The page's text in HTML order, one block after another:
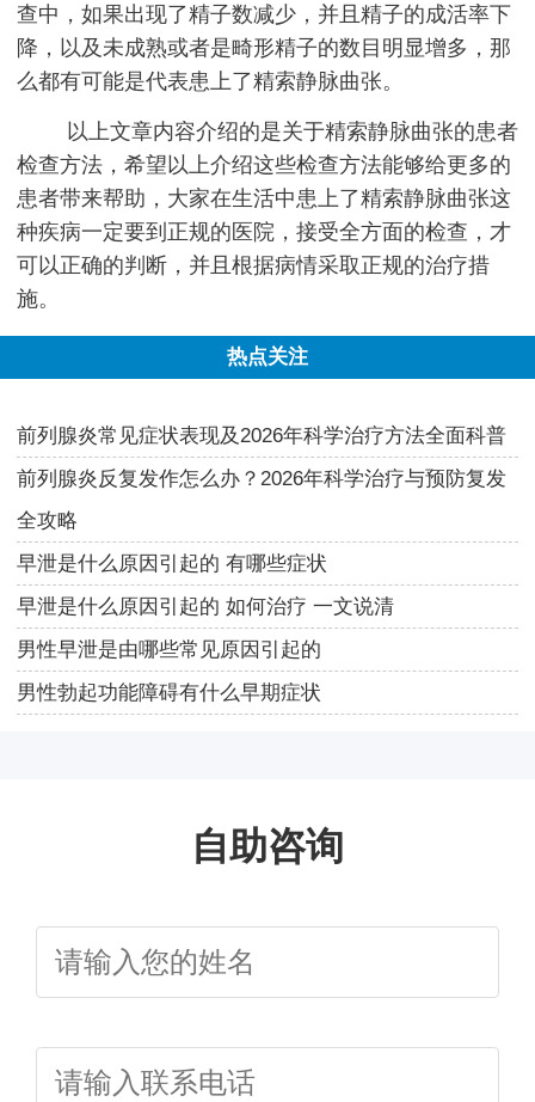
查中，如果出现了精子数减少，并且精子的成活率下
降，以及未成熟或者是畸形精子的数目明显增多，那
么都有可能是代表患上了精索静脉曲张。
以上文章内容介绍的是关于精索静脉曲张的患者
检查方法，希望以上介绍这些检查方法能够给更多的
患者带来帮助，大家在生活中患上了精索静脉曲张这
种疾病一定要到正规的医院，接受全方面的检查，才
可以正确的判断，并且根据病情采取正规的治疗措
施。
热点关注
前列腺炎常见症状表现及2026年科学治疗方法全面科普
前列腺炎反复发作怎么办？2026年科学治疗与预防复发
全攻略
早泄是什么原因引起的 有哪些症状
早泄是什么原因引起的 如何治疗 一文说清
男性早泄是由哪些常见原因引起的
男性勃起功能障碍有什么早期症状
自助咨询